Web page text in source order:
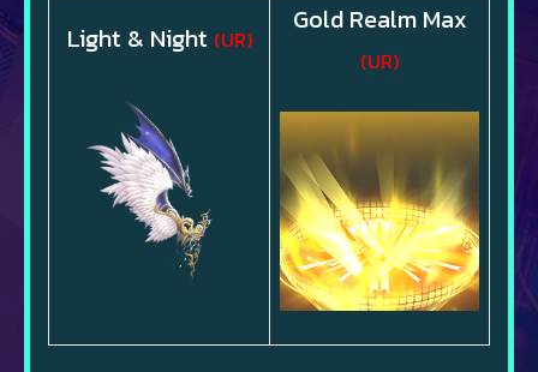
Light & Night (UR)
Gold Realm Max
(UR)